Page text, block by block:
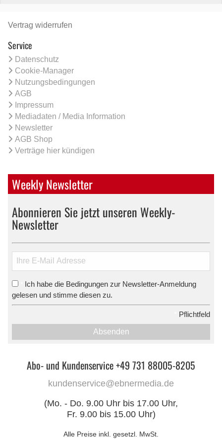
Vertrag widerrufen
Service
Datenschutz
Cookie-Manager
Nutzungsbedingungen
AGB
Impressum
Mediadaten / Media Information
Newsletter
AGB Shop
Verträge hier kündigen
Weekly Newsletter
Abonnieren Sie jetzt unseren Weekly-
Newsletter
Ich habe die Bedingungen zur Newsletter-Anmeldung
gelesen und stimme diesen zu.
Pflichtfeld
Absenden
Abo- und Kundenservice +49 731 88005-8205
kundenservice@ebnermedia.de
(Mo. - Do. 9.00 Uhr bis 17.00 Uhr,
Fr. 9.00 bis 15.00 Uhr)
Alle Preise inkl. gesetzl. MwSt.